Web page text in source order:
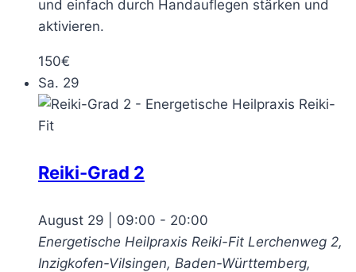
und einfach durch Handauflegen stärken und
aktivieren.
150€
Sa. 29
Reiki-Grad 2
August 29 | 09:00 - 20:00
Energetische Heilpraxis Reiki-Fit Lerchenweg 2,
Inzigkofen-Vilsingen, Baden-Württemberg,